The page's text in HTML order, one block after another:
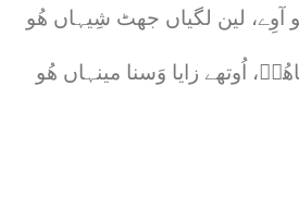
آوِے، لین لگیاں جھٹ شِیہاں ھُو
اُوتھے زایا وَسنا مینہاں ھُو